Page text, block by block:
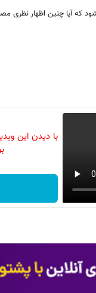
که آیا چنین اظهار نظری
با دیدن این